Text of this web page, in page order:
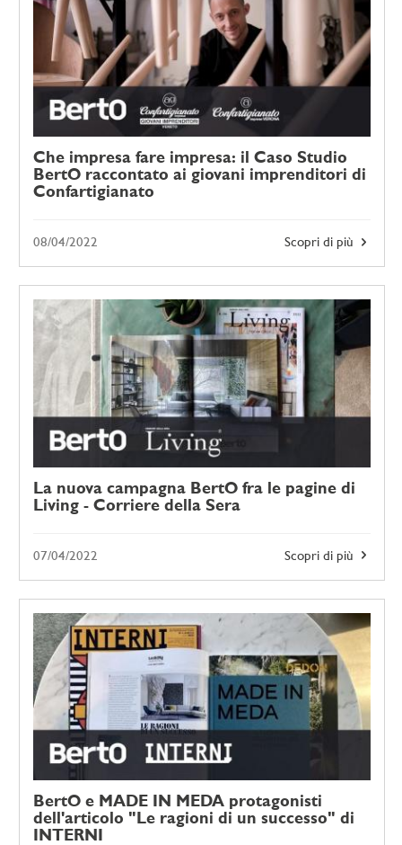
Che impresa fare impresa: il Caso Studio
BertO raccontato ai giovani imprenditori di
Confartigianato
Scopri di più
08/04/2022
La nuova campagna BertO fra le pagine di
Living - Corriere della Sera
Scopri di più
07/04/2022
BertO e MADE IN MEDA protagonisti
dell'articolo "Le ragioni di un successo" di
INTERNI